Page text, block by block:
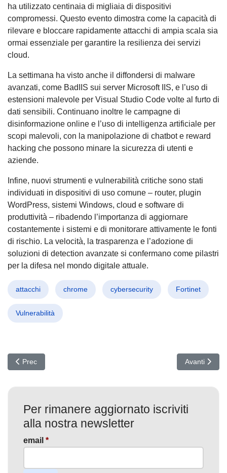
ha utilizzato centinaia di migliaia di dispositivi
compromessi. Questo evento dimostra come la capacità di
rilevare e bloccare rapidamente attacchi di ampia scala sia
ormai essenziale per garantire la resilienza dei servizi
cloud.
La settimana ha visto anche il diffondersi di malware
avanzati, come BadIIS sui server Microsoft IIS, e l’uso di
estensioni malevole per Visual Studio Code volte al furto di
dati sensibili. Continuano inoltre le campagne di
disinformazione online e l’uso di intelligenza artificiale per
scopi malevoli, con la manipolazione di chatbot e reward
hacking che possono minare la sicurezza di utenti e
aziende.
Infine, nuovi strumenti e vulnerabilità critiche sono stati
individuati in dispositivi di uso comune – router, plugin
WordPress, sistemi Windows, cloud e software di
produttività – ribadendo l’importanza di aggiornare
costantemente i sistemi e di monitorare attivamente le fonti
di rischio. La velocità, la trasparenza e l’adozione di
soluzioni di detection avanzate si confermano come pilastri
per la difesa nel mondo digitale attuale.
attacchi chrome cybersecurity Fortinet
Vulnerabilità
Articolo precedente: Settimana di Fuoco Cyber: Vulnerabilità
Prec Articolo
Avanti
Per rimanere aggiornato iscriviti
alla nostra newsletter
email *